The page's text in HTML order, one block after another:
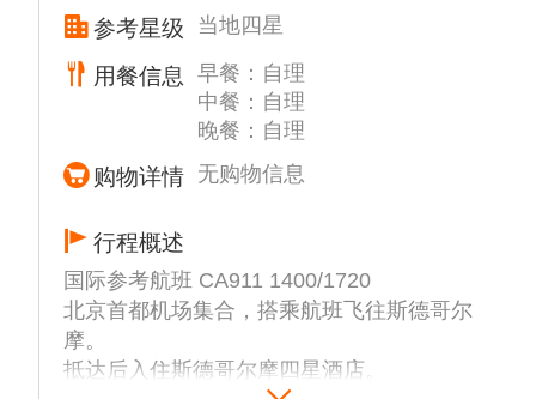
2. 联运方式、出发日期、时间、航班由航司配
送、以航司最终确定为准！
参考星级 当地四星
用餐信息
早餐：自理
中餐：自理
晚餐：自理
购物详情 无购物信息
行程概述
国际参考航班 CA911 1400/1720
北京首都机场集合，搭乘航班飞往斯德哥尔
摩。
抵达后入住斯德哥尔摩四星酒店。